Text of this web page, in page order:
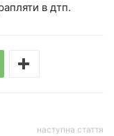
в дтп.
наступна стаття